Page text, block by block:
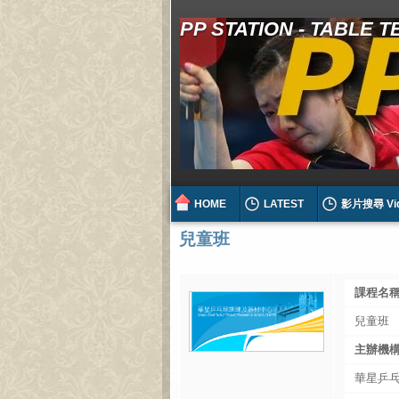
PP STATION - TABLE
HOME LATEST 影片搜尋
兒童班
課程名
兒童班
主辦機
華星乒